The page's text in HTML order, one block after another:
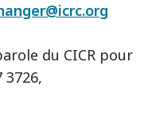
du CICR pour
3726,